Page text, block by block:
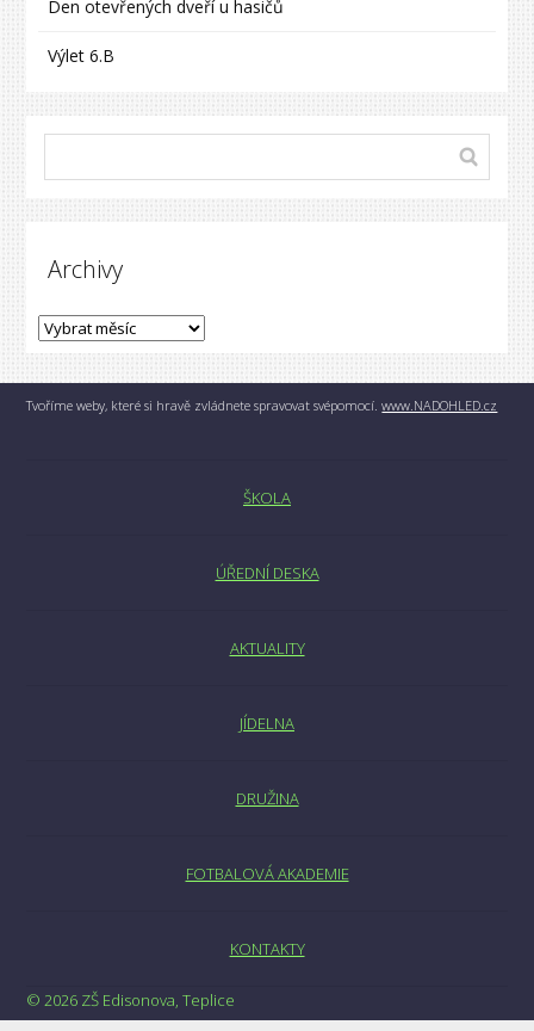
Den otevřených dveří u hasičů
Výlet 6.B
Archivy
Tvoříme weby, které si hravě zvládnete spravovat svépomocí.www.NADOHLED.cz
ŠKOLA
ÚŘEDNÍ DESKA
AKTUALITY
JÍDELNA
DRUŽINA
FOTBALOVÁ AKADEMIE
KONTAKTY
© 2026 ZŠ Edisonova, Teplice